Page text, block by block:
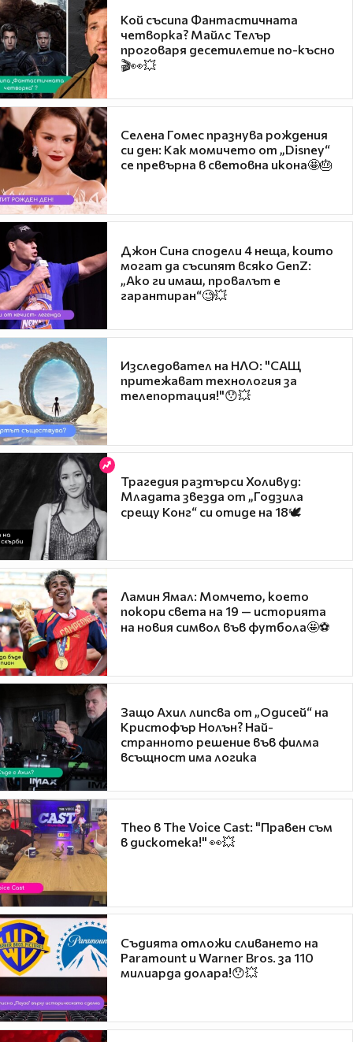
Кой съсипа Фантастичната
четворка? Майлс Телър
проговаря десетилетие по-късно
🎬👀💥
Селена Гомес празнува рождения
си ден: Как момичето от „Disney“
се превърна в световна икона🤩🎂
Джон Сина сподели 4 неща, които
могат да съсипят всяко GenZ:
„Ако ги имаш, провалът е
гарантиран“🧐💥
Изследовател на НЛО: "САЩ
притежават технология за
телепортация!"😯💥
Трагедия разтърси Холивуд:
Младата звезда от „Годзила
срещу Конг“ си отиде на 18🕊️
Ламин Ямал: Момчето, което
покори света на 19 — историята
на новия символ във футбола🤩⚽
Защо Ахил липсва от „Одисей“ на
Кристофър Нолън? Най-
странното решение във филма
всъщност има логика
Theo в The Voice Cast: "Правен съм
в дискотека!" 👀💥
Съдията отложи сливането на
Paramount и Warner Bros. за 110
милиарда долара!😯💥